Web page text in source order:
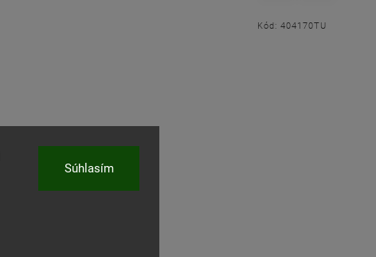
Súhlasím
Kód: 404170TU